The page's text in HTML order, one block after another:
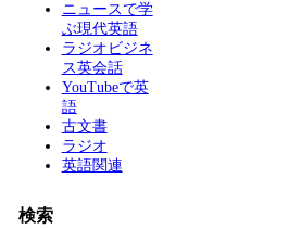
ニュースで学
ぶ現代英語
ラジオビジネ
ス英会話
YouTubeで英
語
古文書
ラジオ
英語関連
検索